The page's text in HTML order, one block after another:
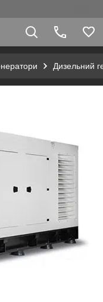
Дизельний